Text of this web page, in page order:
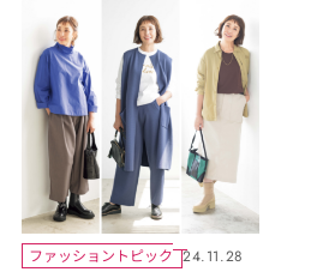
ファッショントピック 24.11.28